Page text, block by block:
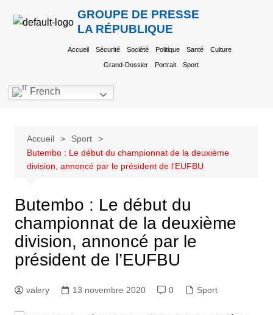
GROUPE DE PRESSE
LA RÉPUBLIQUE
Accueil Sécurité Société Politique Santé Culture
Grand-Dossier Portrait Sport
French
Accueil
Sport
Butembo : Le début du championnat de la deuxième
division, annoncé par le président de l’EUFBU
Butembo : Le début du
championnat de la deuxième
division, annoncé par le
président de l’EUFBU
valery 13 novembre 2020 0 Sport